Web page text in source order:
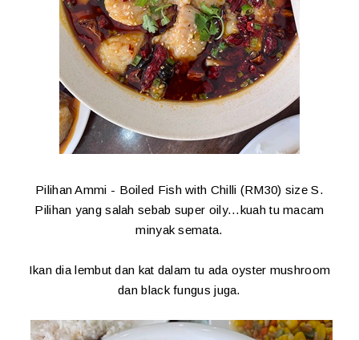
Pilihan Ammi - Boiled Fish with Chilli (RM30) size S.
Pilihan yang salah sebab super oily...kuah tu macam
minyak semata.
Ikan dia lembut dan kat dalam tu ada oyster mushroom
dan black fungus juga.